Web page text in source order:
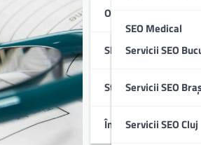
SEO Medical
Optimizare SEO Off-
SEO LocalServicii SEO
Servicii SEO
Servicii SEO Cluj
Studii De Caz
Întrebări Frecvente
Cum alegi căști
Te simți mereu
energie pot
Cum îți
Cele mai
din flota Justrent